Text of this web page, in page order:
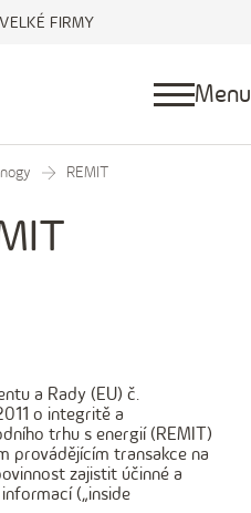
VELKÉ FIRMY
Menu
REMIT
a Rady (EU) č.
o integritě a
trhu s energií (REMIT)
provádějícím transakce na
zajistit účinné a
(„inside